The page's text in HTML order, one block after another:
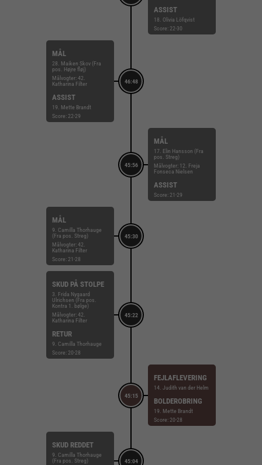
ASSIST
18. Olivia Löfqvist
Score: 22-30
46:48
MÅL
28. Maiken Skov (Fra
pos. Højre fløj)
Målvogter: 42.
Katharina Filter
ASSIST
19. Mette Brandt
Score: 22-29
45:56
MÅL
17. Elin Hansson (Fra
pos. Streg)
Målvogter: 12. Freja
Fonseca Nielsen
ASSIST
Score: 21-29
45:30
MÅL
9. Camilla Thorhauge
(Fra pos. Streg)
Målvogter: 42.
Katharina Filter
Score: 21-28
45:22
SKUD PÅ STOLPE
3. Frida Nygaard
Ulrichsen (Fra pos.
Kontra 1. bølge)
Målvogter: 42.
Katharina Filter
RETUR
9. Camilla Thorhauge
Score: 20-28
45:15
FEJLAFLEVERING
14. Judith van der Helm
BOLDEROBRING
19. Mette Brandt
Score: 20-28
45:04
SKUD REDDET
9. Camilla Thorhauge
(Fra pos. Streg)